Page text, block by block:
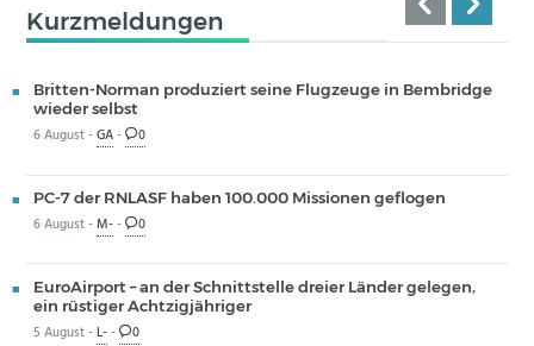
Kurzmeldungen
Britten-Norman produziert seine Flugzeuge in Bembridge
wieder selbst
6 August -GA- 0
PC-7 der RNLASF haben 100.000 Missionen geflogen
6 August -M-- 0
EuroAirport – an der Schnittstelle dreier Länder gelegen,
ein rüstiger Achtzigjähriger
5 August -L-- 0